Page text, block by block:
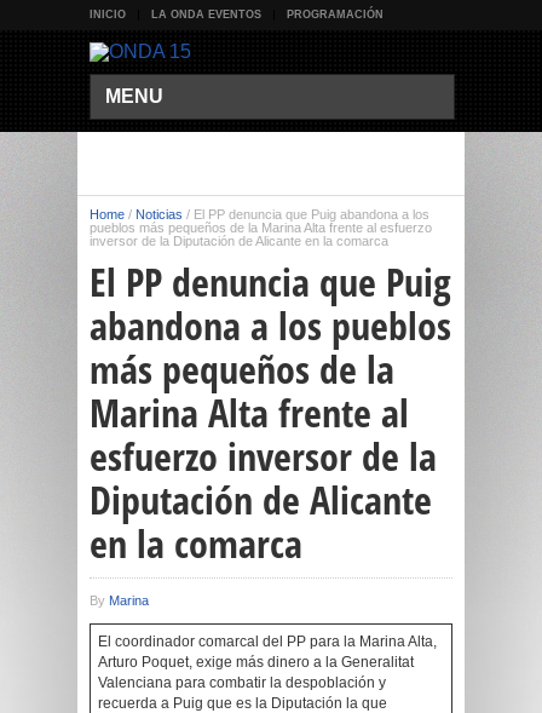
INICIO LA ONDA EVENTOS PROGRAMACIÓN
MENU
Home / Noticias / El PP denuncia que Puig abandona a los
pueblos más pequeños de la Marina Alta frente al esfuerzo
inversor de la Diputación de Alicante en la comarca
El PP denuncia que Puig
abandona a los pueblos
más pequeños de la
Marina Alta frente al
esfuerzo inversor de la
Diputación de Alicante
en la comarca
By Marina
El coordinador comarcal del PP para la Marina Alta,
Arturo Poquet, exige más dinero a la Generalitat
Valenciana para combatir la despoblación y
recuerda a Puig que es la Diputación la que